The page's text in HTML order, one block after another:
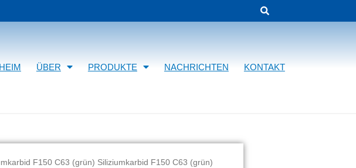
HEIM ÜBER PRODUKTE NACHRICHTEN KONTAKT
F150 C63 (grün) Siliziumkarbid F150 C63 (grün)